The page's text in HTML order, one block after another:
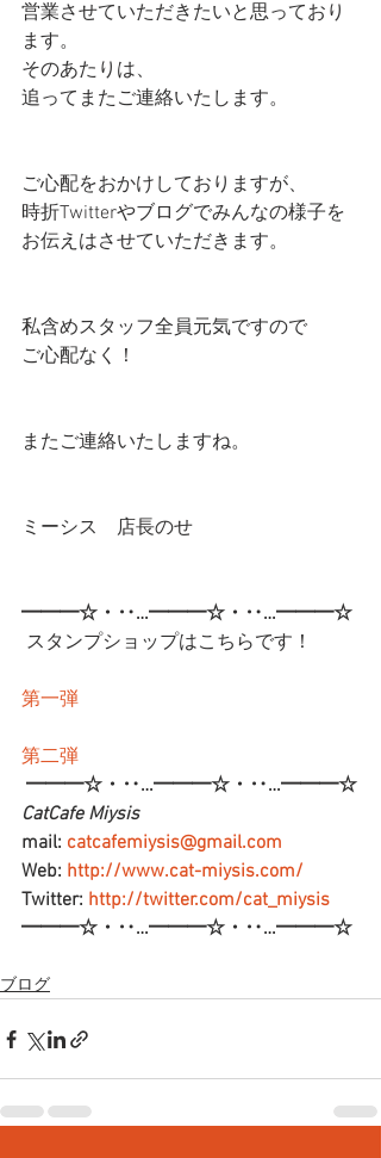
営業させていただきたいと思っており
ます。
そのあたりは、
追ってまたご連絡いたします。
ご心配をおかけしておりますが、
時折Twitterやブログでみんなの様子を
お伝えはさせていただきます。
私含めスタッフ全員元気ですので
ご心配なく！
またご連絡いたしますね。
ミーシス　店長のせ
━━━☆・‥…━━━☆・‥…━━━☆
スタンプショップはこちらです！
第一弾
第二弾
━━━☆・‥…━━━☆・‥…━━━☆
CatCafe Miysis
mail: catcafemiysis@gmail.com
Web: http://www.cat-miysis.com/
Twitter: http://twitter.com/cat_miysis
━━━☆・‥…━━━☆・‥…━━━☆
ブログ